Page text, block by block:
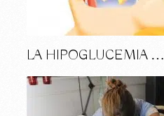
LA HIPOGLUCEMIA …